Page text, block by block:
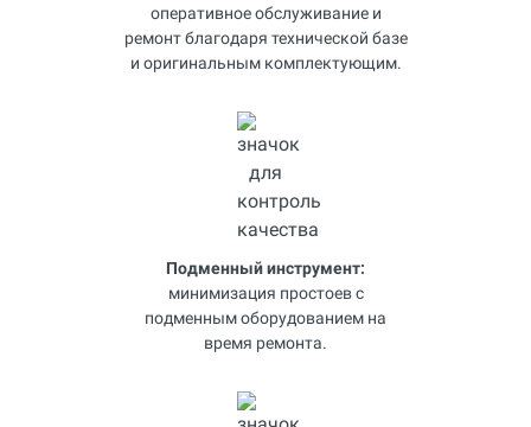
оперативное обслуживание и
ремонт благодаря технической базе
и оригинальным комплектующим.
Подменный инструмент:
минимизация простоев с
подменным оборудованием на
время ремонта.